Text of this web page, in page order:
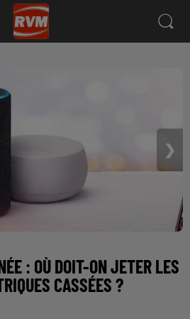
❯
: OÙ DOIT-ON JETER LES
CASSÉES ?